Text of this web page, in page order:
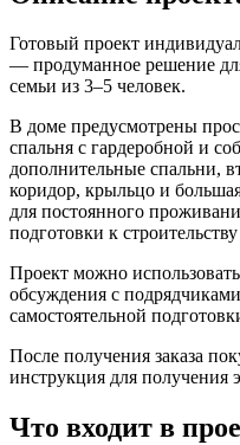
Готовый проект
— продуманное решение
семьи из 3–5 человек.
В доме предусмотрены
спальня с гардеробной и
дополнительные спальни,
коридор, крыльцо и
для постоянного
подготовки к
Проект можно
обсуждения с
самостоятельной
После получения заказа
инструкция для получения
Что входит в